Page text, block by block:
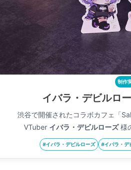
制作
イバラ・デビルロ
渋谷で開催されたコラボカフェ「
VTuber イバラ・デビルローズ様
#イバラ・デビルローズ #イバラ・デ